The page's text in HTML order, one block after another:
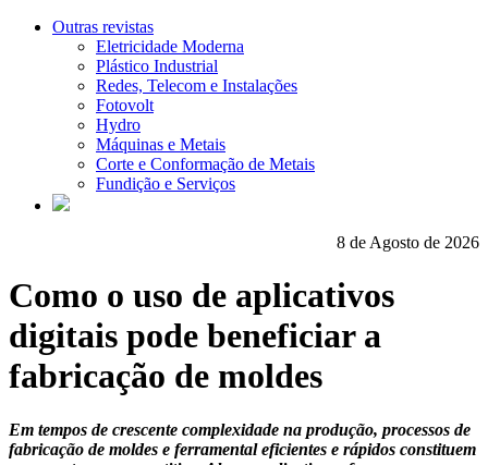
Outras revistas
Eletricidade Moderna
Plástico Industrial
Redes, Telecom e Instalações
Fotovolt
Hydro
Máquinas e Metais
Corte e Conformação de Metais
Fundição e Serviços
8 de Agosto de 2026
Como o uso de aplicativos
digitais pode beneficiar a
fabricação de moldes
Em tempos de crescente complexidade na produção, processos de
fabricação de moldes e ferramental eficientes e rápidos constituem